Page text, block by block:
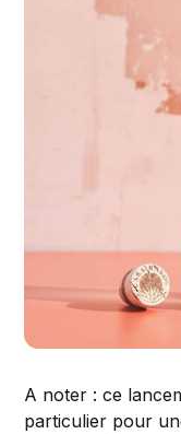
A noter : ce
particulier pour